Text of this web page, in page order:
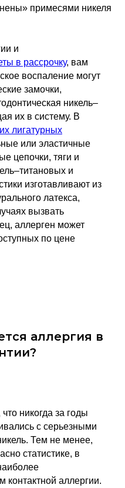
примесями никеля
и
в рассрочку, вам
воспаление могут
замочки,
никель–
их в систему. В
лигатурных
или эластичные
цепочки, тяги и
и
изготавливают из
латекса,
вызвать
аллерген может
по цене
аллергия в
никогда за годы
с серьезными
Тем не менее,
статистике, в
аллергии.